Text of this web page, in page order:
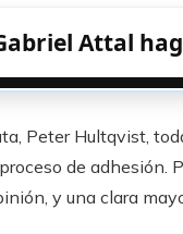
Attal
Peter Hultqvist,
de adhesión.
y una clara